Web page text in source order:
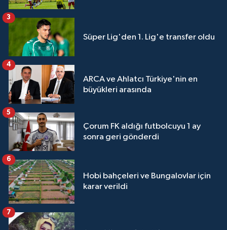
Süper Lig'den 1. Lig'e transfer oldu
3
ARCA ve Ahlatcı Türkiye'nin en
büyükleri arasında
4
Çorum FK aldığı futbolcuyu 1 ay
sonra geri gönderdi
5
Hobi bahçeleri ve Bungalovlar için
karar verildi
6
7